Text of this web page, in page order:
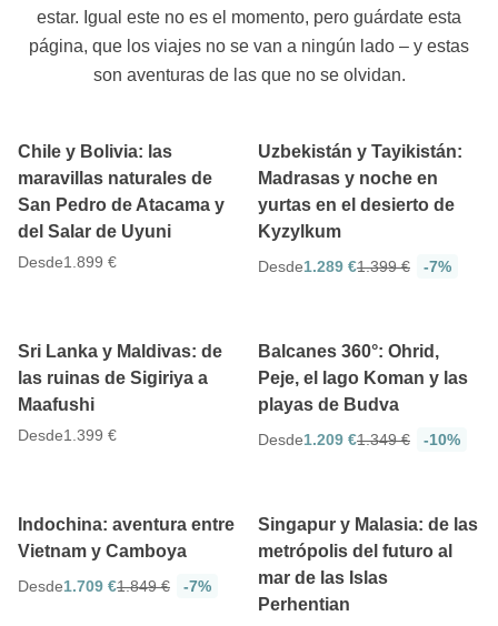
estar. Igual este no es el momento, pero guárdate esta
página, que los viajes no se van a ningún lado – y estas
son aventuras de las que no se olvidan.
Chile y Bolivia: las
maravillas naturales de
San Pedro de Atacama y
del Salar de Uyuni
Desde1.899 €
Uzbekistán y Tayikistán:
Madrasas y noche en
yurtas en el desierto de
Kyzylkum
Desde1.289 €1.399 €
-7%
Sri Lanka y Maldivas: de
las ruinas de Sigiriya a
Maafushi
Desde1.399 €
Balcanes 360°: Ohrid,
Peje, el lago Koman y las
playas de Budva
Desde1.209 €1.349 €
-10%
Indochina: aventura entre
Vietnam y Camboya
Desde1.709 €1.849 € -7%
Singapur y Malasia: de las
metrópolis del futuro al
mar de las Islas
Perhentian